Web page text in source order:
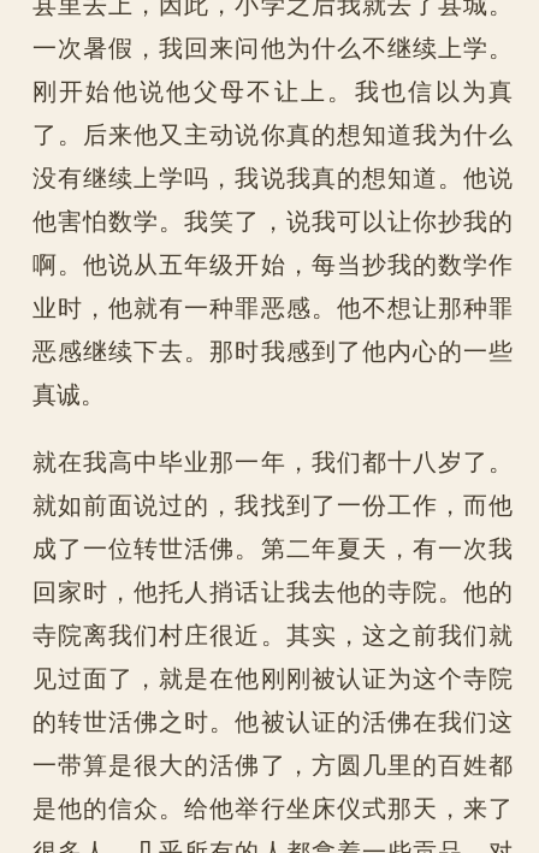
一次暑假，我回来问他为什么不继续上学。
刚开始他说他父母不让上。我也信以为真
了。后来他又主动说你真的想知道我为什么
没有继续上学吗，我说我真的想知道。他说
他害怕数学。我笑了，说我可以让你抄我的
啊。他说从五年级开始，每当抄我的数学作
业时，他就有一种罪恶感。他不想让那种罪
恶感继续下去。那时我感到了他内心的一些
真诚。
就在我高中毕业那一年，我们都十八岁了。
就如前面说过的，我找到了一份工作，而他
成了一位转世活佛。第二年夏天，有一次我
回家时，他托人捎话让我去他的寺院。他的
寺院离我们村庄很近。其实，这之前我们就
见过面了，就是在他刚刚被认证为这个寺院
的转世活佛之时。他被认证的活佛在我们这
一带算是很大的活佛了，方圆几里的百姓都
是他的信众。给他举行坐床仪式那天，来了